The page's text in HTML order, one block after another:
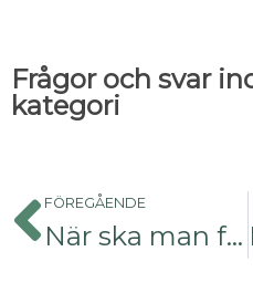
Frågor och svar
kategori
FÖREGÅENDE
När ska man formklippa häcktuja?